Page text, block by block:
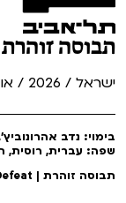
תבוסה זוהרת
ישראל / 2026 / אורך: 73
בימוי: נדב
שפה: עברית, רוסית,
תבוסה זוהרת | The Glory of Defeat